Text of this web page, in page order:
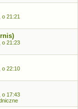
21:21
o 21:23
o 22:10
o 17:43